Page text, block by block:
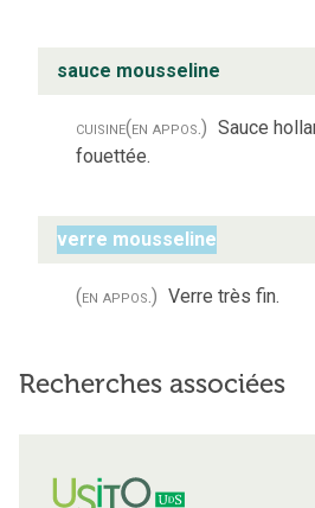
sauce mousseline
cuisine(en appos.) Sauce
fouettée.
verre mousseline
(en appos.) Verre très fin.
Recherches associées